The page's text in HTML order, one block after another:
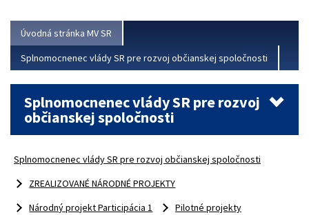
Úvodná stránka MV SR
Splnomocnenec vlády SR pre rozvoj občianskej spoločnosti
Splnomocnenec vlády SR pre rozvoj
občianskej spoločnosti
Splnomocnenec vlády SR pre rozvoj občianskej spoločnosti
ZREALIZOVANÉ NÁRODNÉ PROJEKTY
Národný projekt Participácia 1
Pilotné projekty